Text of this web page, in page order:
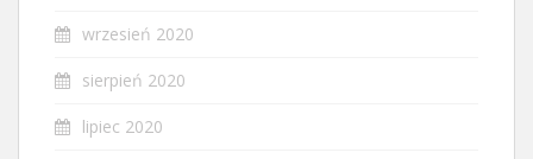
wrzesień 2020
sierpień 2020
lipiec 2020